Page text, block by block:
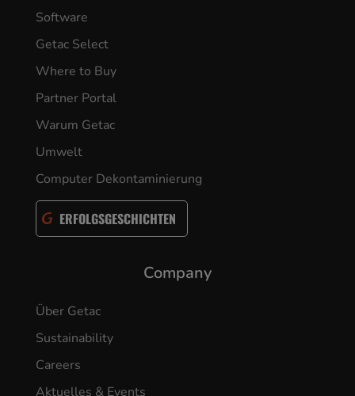
Software
Getac Select
Where to Buy
Partner Portal
Warum Getac
Umwelt
Computer Dekontaminierung
ERFOLGSGESCHICHTEN
Company
Über Getac
Sustainability
Careers
Aktuelles & Events